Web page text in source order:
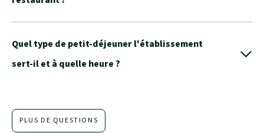
Quel type de petit-déjeuner l'établissement
sert-il et à quelle heure ?
PLUS DE QUESTIONS